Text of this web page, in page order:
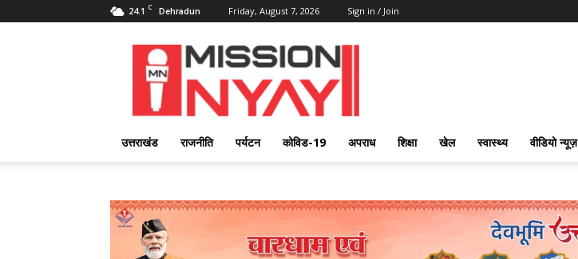
24.1 C Dehradun Friday, August 7, 2026 Sign in / Join
Mission
Nyay
उत्तराखंड राजनीति पर्यटन कोविड-19 अपराध शिक्षा खेल स्वास्थ्य वीडियो न्यूज़